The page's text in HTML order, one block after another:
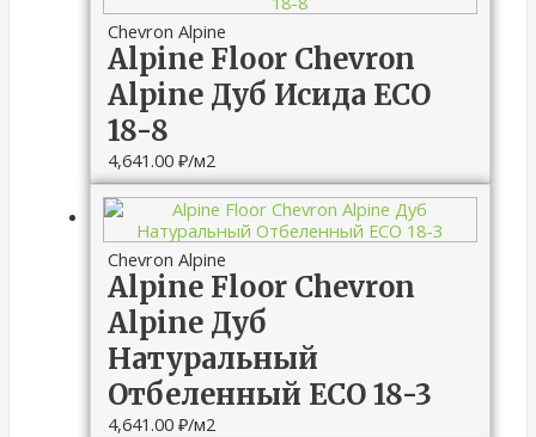
Chevron Alpine
Alpine Floor Chevron
Alpine Дуб Исида ECO
18-8
4,641.00 ₽/м2
Chevron Alpine
Alpine Floor Chevron
Alpine Дуб
Натуральный
Отбеленный ECO 18-3
4,641.00 ₽/м2